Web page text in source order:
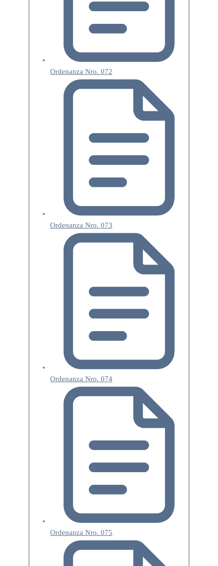
Ordenanza Nro. 072
Ordenanza Nro. 073
Ordenanza Nro. 074
Ordenanza Nro. 075